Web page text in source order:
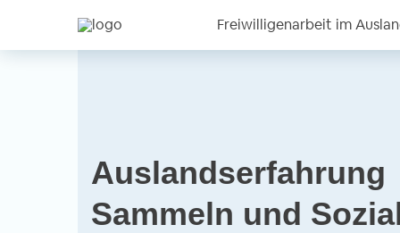
Freiwilligenarbeit im
Auslandserfahrung
Sammeln und